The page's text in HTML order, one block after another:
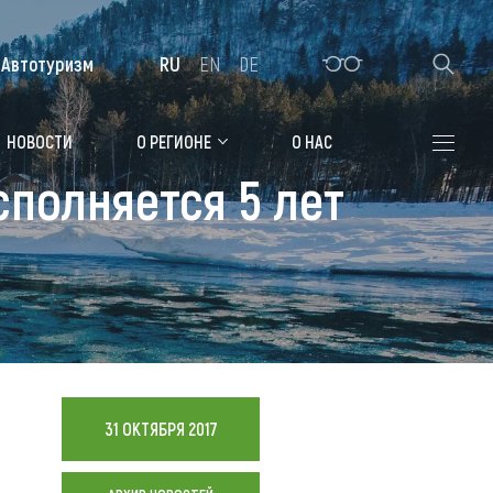
Алтайская зимовка
Где остановиться
Санатории
Гостиницы, отели
Коттеджи, базы
Мотели, придорожные отели
НОВОСТИ О РЕГИОНЕ О НАС
Автотуризм RU EN DE
5 лет
31 ОКТЯБРЯ 2017